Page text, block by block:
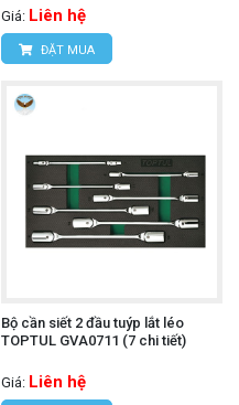
Giá: Liên hệ
ĐẶT MUA
Bộ cần siết 2 đầu tuýp lắt léo
TOPTUL GVA0711 (7 chi tiết)
Giá: Liên hệ